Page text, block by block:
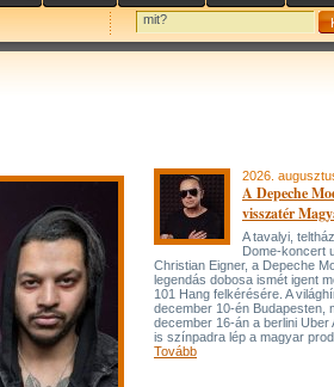
2026.
A Depeche
visszatér
A tavalyi,
Dome-koncert
Christian Eigner, a Depeche
legendás dobosa ismét igent
101 Hang felkérésére. A
december 10-én Budapesten,
december 16-án a berlini Uber
is színpadra lép a magyar
Tovább